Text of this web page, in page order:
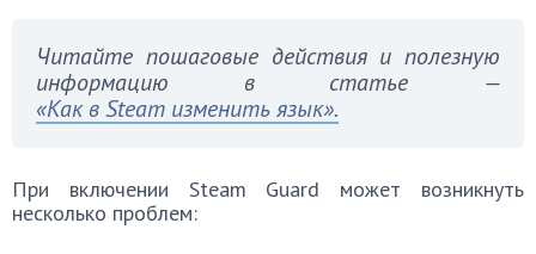
Читайте пошаговые действия и полезную
информацию в статье —
«Как в Steam изменить язык».
При включении Steam Guard может возникнуть
несколько проблем: